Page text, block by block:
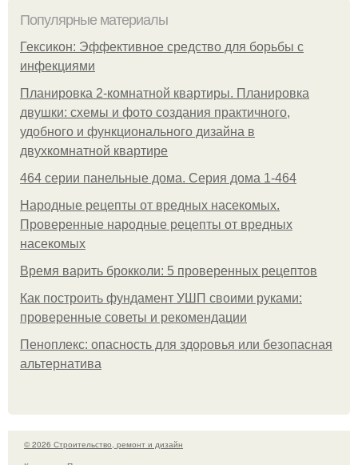
Популярные материалы
Гексикон: Эффективное средство для борьбы с
инфекциями
Планировка 2-комнатной квартиры. Планировка
двушки: схемы и фото создания практичного,
удобного и функционального дизайна в
двухкомнатной квартире
464 серии панельные дома. Серия дома 1-464
Народные рецепты от вредных насекомых.
Проверенные народные рецепты от вредных
насекомых
Время варить брокколи: 5 проверенных рецептов
Как построить фундамент УШП своими руками:
проверенные советы и рекомендации
Пеноплекс: опасность для здоровья или безопасная
альтернатива
© 2026 Строительство, ремонт и дизайн